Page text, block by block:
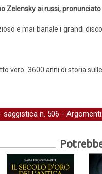
Zelensky ai russi,
e mai banale i grandi
vero. 3600 anni di storia
saggistica n. 506 -